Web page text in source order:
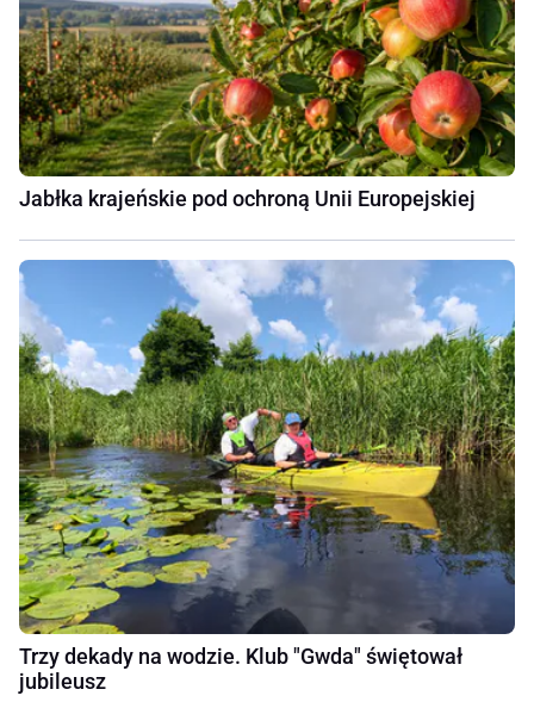
Jabłka krajeńskie pod ochroną Unii Europejskiej
Trzy dekady na wodzie. Klub "Gwda" świętował
jubileusz